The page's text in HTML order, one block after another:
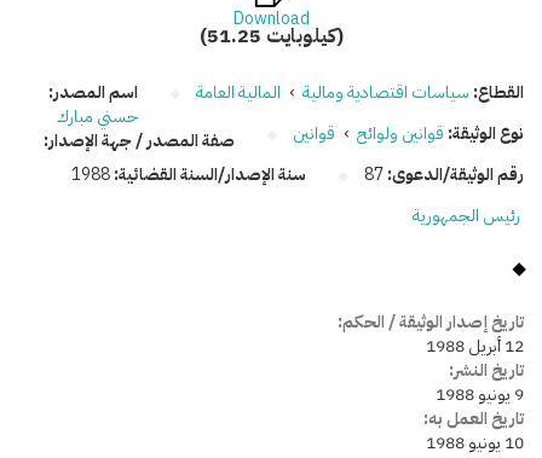
Download
(51.25 كيلوبايت)
القطاع: سياسات اقتصادية ومالية › المالية العامة
نوع الوثيقة: قوانين ولوائح › قوانين
رقم الوثيقة/الدعوى:87 سنة الإصدار/السنة القضائية:1988
اسم المصدر:
حسني مبارك
صفة المصدر / جهة الإصدار:
رئيس الجمهورية
تاريخ إصدار الوثيقة / الحكم:
12 أبريل 1988
تاريخ النشر:
9 يونيو 1988
تاريخ العمل به:
10 يونيو 1988